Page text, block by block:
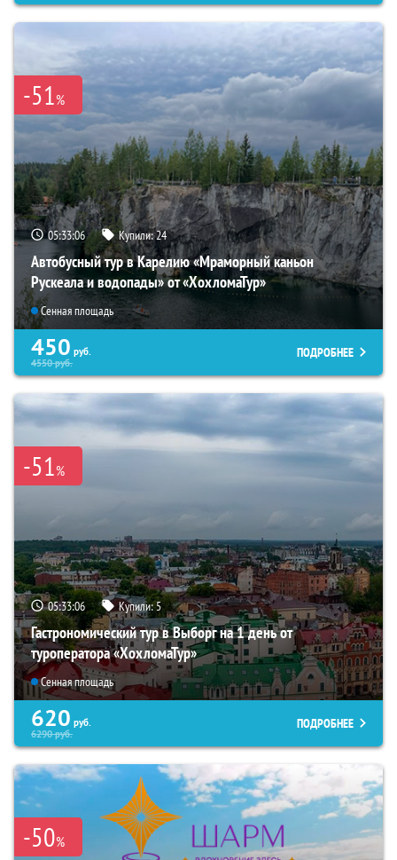
-51%
05:33:04 Купили:24
Автобусный тур в Карелию «Мраморный каньон
Рускеала и водопады» от «ХохломаТур»
Сенная площадь
450 руб.
4550руб.
ПОДРОБНЕЕ
-51%
05:33:04 Купили:5
Гастрономический тур в Выборг на 1 день от
туроператора «ХохломаТур»
Сенная площадь
620 руб.
6290руб.
ПОДРОБНЕЕ
-50%